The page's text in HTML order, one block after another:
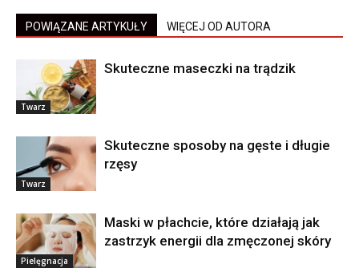
POWIĄZANE ARTYKUŁY WIĘCEJ OD AUTORA
Twarz
Skuteczne maseczki na trądzik
Twarz
Skuteczne sposoby na gęste i długie
rzęsy
Pielęgnacja
Maski w płachcie, które działają jak
zastrzyk energii dla zmęczonej skóry